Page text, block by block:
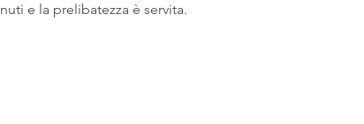
e la prelibatezza è servita.